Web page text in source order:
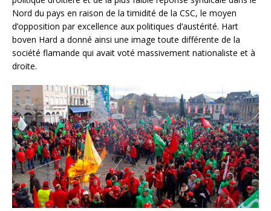
Nord du pays en raison de la timidité de la CSC, le moyen
d’opposition par excellence aux politiques d’austérité. Hart
boven Hard a donné ainsi une image toute différente de la
société flamande qui avait voté massivement nationaliste et à
droite.